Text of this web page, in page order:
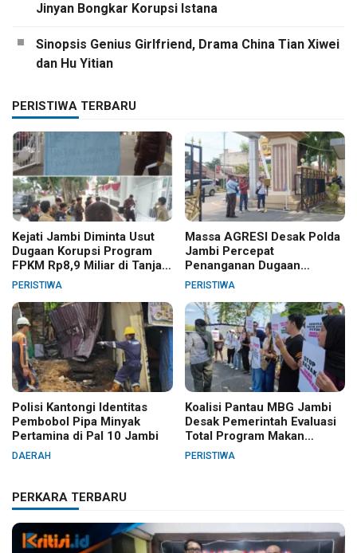
Jinyan Bongkar Korupsi Istana
Sinopsis Genius Girlfriend, Drama China Tian Xiwei
dan Hu Yitian
PERISTIWA TERBARU
Kejati Jambi Diminta Usut
Dugaan Korupsi Program
FPKM Rp8,9 Miliar di Tanjab
Barat
PERISTIWA
Massa AGRESI Desak Polda
Jambi Percepat
Penanganan Dugaan
Pelanggaran Hak Cipta Buku
PERISTIWA
Polisi Kantongi Identitas
Pembobol Pipa Minyak
Pertamina di Pal 10 Jambi
DAERAH
Koalisi Pantau MBG Jambi
Desak Pemerintah Evaluasi
Total Program Makan
Bergizi Gratis
PERISTIWA
PERKARA TERBARU